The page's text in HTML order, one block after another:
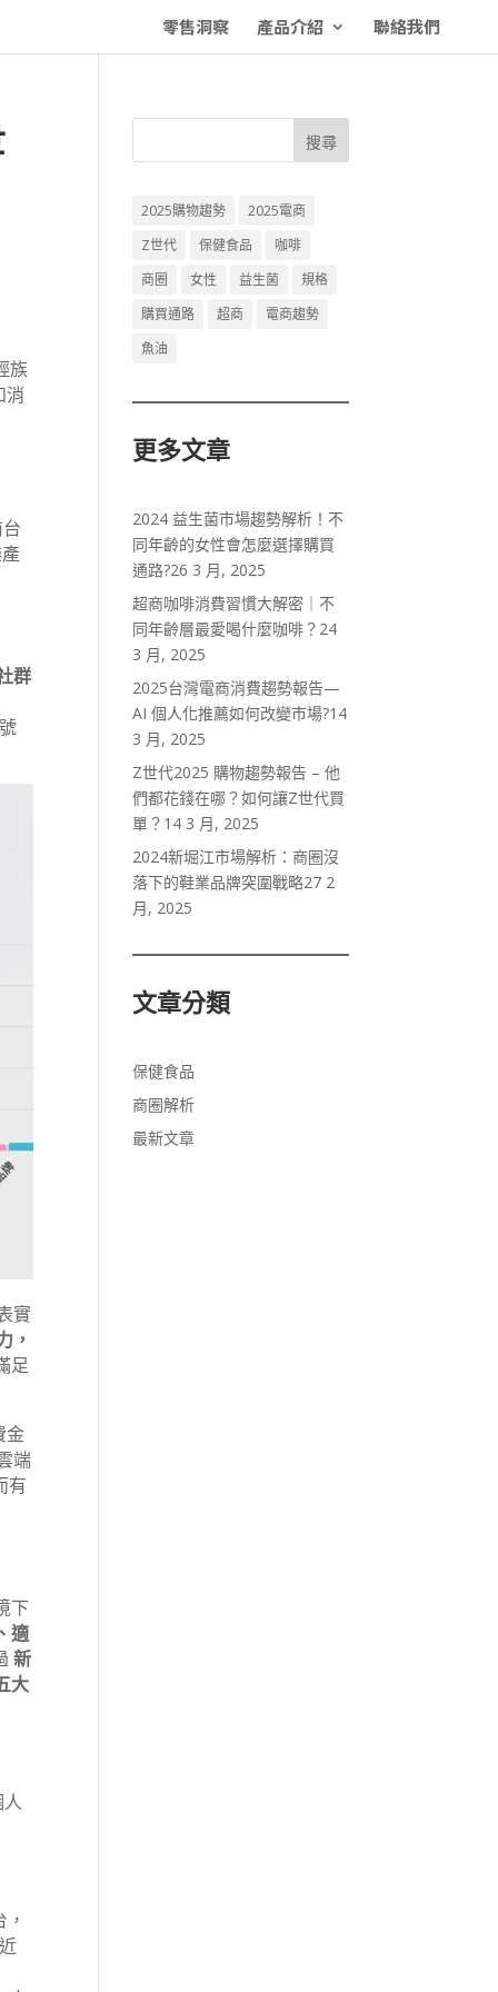
零售洞察 產品介紹 聯絡我們
族
消
群
實
，
足
金
端
有
下
適
新
大
搜尋
2025購物趨勢
2025電商
Z世代
保健食品
咖啡
商圈
女性 益生菌
規格
購買通路
超商
電商趨勢
魚油
更多文章
2024 益生菌市場趨勢解析！不
同年齡的女性會怎麼選擇購買
通路?26 3 月, 2025
超商咖啡消費習慣大解密｜不
同年齡層最愛喝什麼咖啡？ 24
3 月, 2025
2025台灣電商消費趨勢報告—
AI 個人化推薦如何改變市場?14
3 月, 2025
Z世代2025 購物趨勢報告 – 他
們都花錢在哪？如何讓Z世代買
單？ 14 3 月, 2025
2024新堀江市場解析：商圈沒
落下的鞋業品牌突圍戰略27 2
月, 2025
文章分類
保健食品
商圈解析
最新文章